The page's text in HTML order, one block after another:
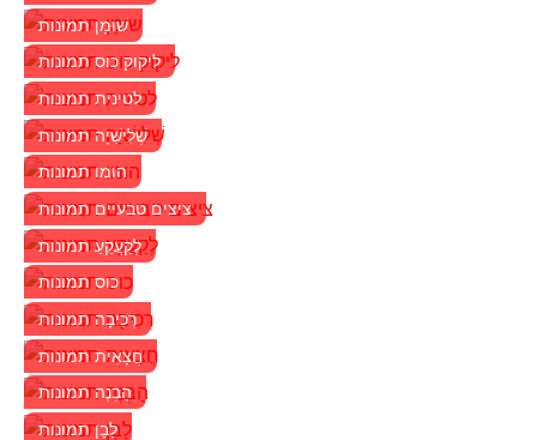
שׁוּמָן תמונות
ליקוק כוס תמונות
לטינית תמונות
שְׁלִישִׁיָה תמונות
הומו תמונות
ציצים טבעיים תמונות
לְקַעֲקֵעַ תמונות
כוס תמונות
רְכִיבָה תמונות
חֲצָאִית תמונות
הָבְנֶה תמונות
לָבָן תמונות